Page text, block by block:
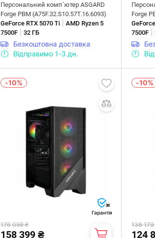
Персональний комп`ютер ASGARD
Forge PBM (A75F.32.S10.57T.16.6093)
GeForce RTX 5070 Ti
AMD Ryzen 5
7500F
32 ГБ
Безкоштовна доставка
Відправимо 1-3 дн.
Forge
7500F |
-10%
36
Гарантія
176 059 ₴
158 399 ₴
-10%
138 179
124